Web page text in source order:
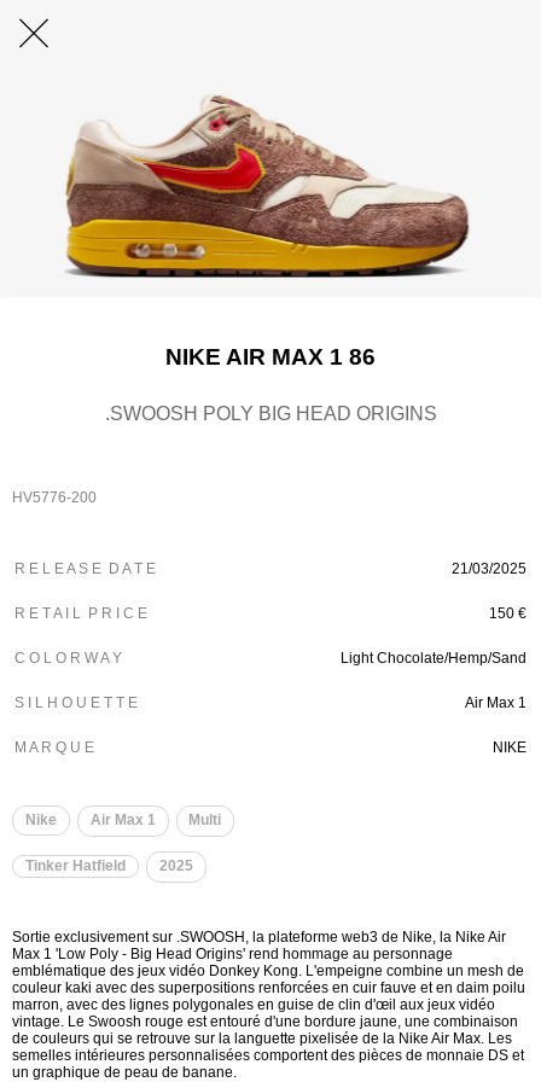
NIKE AIR MAX 1 86
.SWOOSH POLY BIG HEAD ORIGINS
HV5776-200
R E L E A S E D A T E 21/03/2025
R E T A I L P R I C E 150 €
C O L O R W A Y Light Chocolate/Hemp/Sand
S I L H O U E T T E Air Max 1
M A R Q U E NIKE
Nike Air Max 1 Multi
Tinker Hatfield 2025
Sortie exclusivement sur .SWOOSH, la plateforme web3 de Nike, la Nike Air
Max 1 'Low Poly - Big Head Origins' rend hommage au personnage
emblématique des jeux vidéo Donkey Kong. L'empeigne combine un mesh de
couleur kaki avec des superpositions renforcées en cuir fauve et en daim poilu
marron, avec des lignes polygonales en guise de clin d'œil aux jeux vidéo
vintage. Le Swoosh rouge est entouré d'une bordure jaune, une combinaison
de couleurs qui se retrouve sur la languette pixelisée de la Nike Air Max. Les
semelles intérieures personnalisées comportent des pièces de monnaie DS et
un graphique de peau de banane.